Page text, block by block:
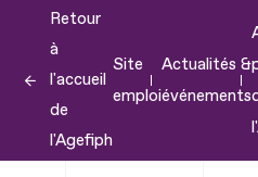
contenu
Retour
à
l'accueil
de
l'Agefiph
Site
emploi
Actualités &
événements